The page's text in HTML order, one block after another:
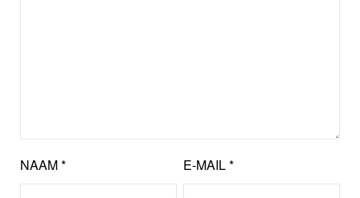
NAAM* E-MAIL*